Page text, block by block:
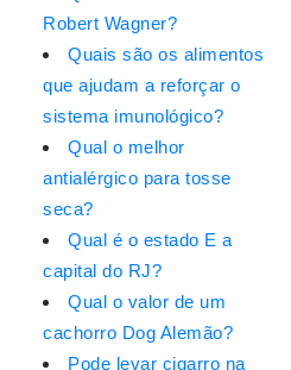
Robert Wagner?
Quais são os alimentos
que ajudam a reforçar o
sistema imunológico?
Qual o melhor
antialérgico para tosse
seca?
Qual é o estado E a
capital do RJ?
Qual o valor de um
cachorro Dog Alemão?
Pode levar cigarro na